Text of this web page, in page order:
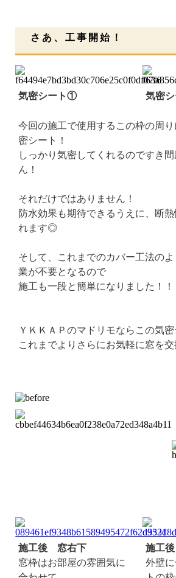
さあ、工事開始！
気密シート① 気密
今回の施工で使用するこの枠の周
密シート！
しっかり気密してくれるのですき
ん！
それだけではありません！
防水効果も期待できるうえに、断熱
れます◎
そして、これまでのカバー工法の
業が不要となるので
施工も一段と簡単になりました！！
ＹＫＫＡＰのマドリモならこの気
これまでよりさらにお気軽に窓を交
施工後 窓右下
窓枠はお部屋の雰囲気に
施工
外壁